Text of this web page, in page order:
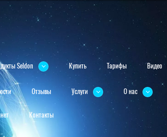
Seldon Купить Тарифы Видео
Отзывы Услуги О нас
Контакты